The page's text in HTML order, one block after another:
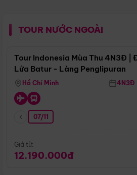
TOUR NƯỚC NGOÀI
Tour Indonesia Mùa Thu 4N3Đ |
Lửa Batur - Làng Penglipuran
Hồ Chí Minh 4N3Đ
07/11
Giá từ:
12.190.000đ